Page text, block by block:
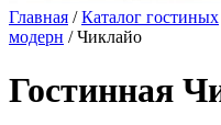
Главная /Каталог гостиных
модерн / Чиклайо
Гостинная